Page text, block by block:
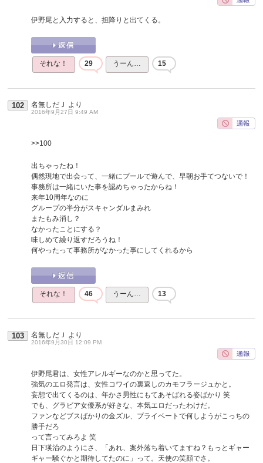
伊野尾と入力すると、担降りと出てくる。
それな！ 29 うーん… 15
102 名無しだＪ より
2016年9月27日 9:49 AM
>>100
出ちゃったね！
偶然現地で出会って、一緒にプールで遊んで、早朝お手てつないで！
事務所は一緒にいた事を認めちゃったからね！
来年10周年なのに
グループの半分がスキャンダルまみれ
またもみ消し？
なかったことにする？
味しめて繰り返すだろうね！
何やったって事務所がなかった事にしてくれるから
それな！ 46 うーん… 13
103 名無しだＪ より
2016年9月30日 12:09 PM
伊野尾君は、女性アレルギーなのかと思ってた。
強気のエロ発言は、女性コワイの裏返しのカモフラージュかと。
妄想で出てくるのは、年かさ男性にもてあそばれる姿ばかり 笑
でも、グラビア女優系が好きな、本気エロだったわけだ。
ファンなどブスばかりの金ズル、プライベートで何しようがこっちの
勝手だろ
って言ってみろよ 笑
日下瑛治のようにさ、「あれ、案外落ち着いてますね？もっとギャー
ギャー騒ぐかと期待してたのに」って。天使の笑顔でさ。